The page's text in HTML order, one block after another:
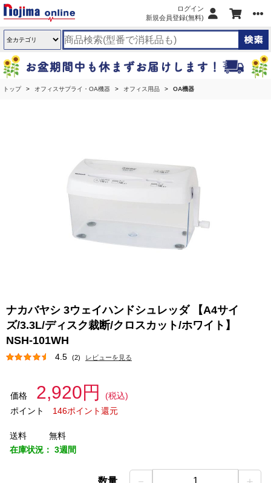
ログイン
新規会員登録(無料)
トップ オフィスサプライ・OA機器 オフィス用品 OA機器
ナカバヤシ 3ウェイハンドシュレッダ 【A4サイ
ズ/3.3L/ディスク裁断/クロスカット/ホワイト】
NSH-101WH
4.5 (2) レビューを見る
価格 2,920円
(税込)
ポイント
146ポイント還元
送料
無料
在庫状況： 3週間
数量 1